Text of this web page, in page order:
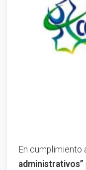
En cumplimiento
administrativos”